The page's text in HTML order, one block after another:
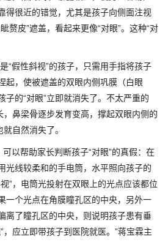
得很近的错觉，尤其是孩子向侧面注视
赘皮”遮盖，看起来更像“对眼”。这种“对
“假性斜视”的孩子，只需用手指将孩子
起，使被遮盖的双眼内侧巩膜（白眼
子的“对眼”立即就消失了。不太严重的
，鼻梁骨逐步发育变高，撑起双眼内侧的
自然消失了。
以帮助家长判断孩子“对眼”的真假：在
光线较柔和的手电筒，水平照向孩子的
”，电筒光投射在双眼上的光点应该都位
一个光点在角膜瞳孔区的中央，另外一
离了瞳孔区的中央，则说明孩子患有垂
，应立即带孩子到医院就医。”蒋宝霖主